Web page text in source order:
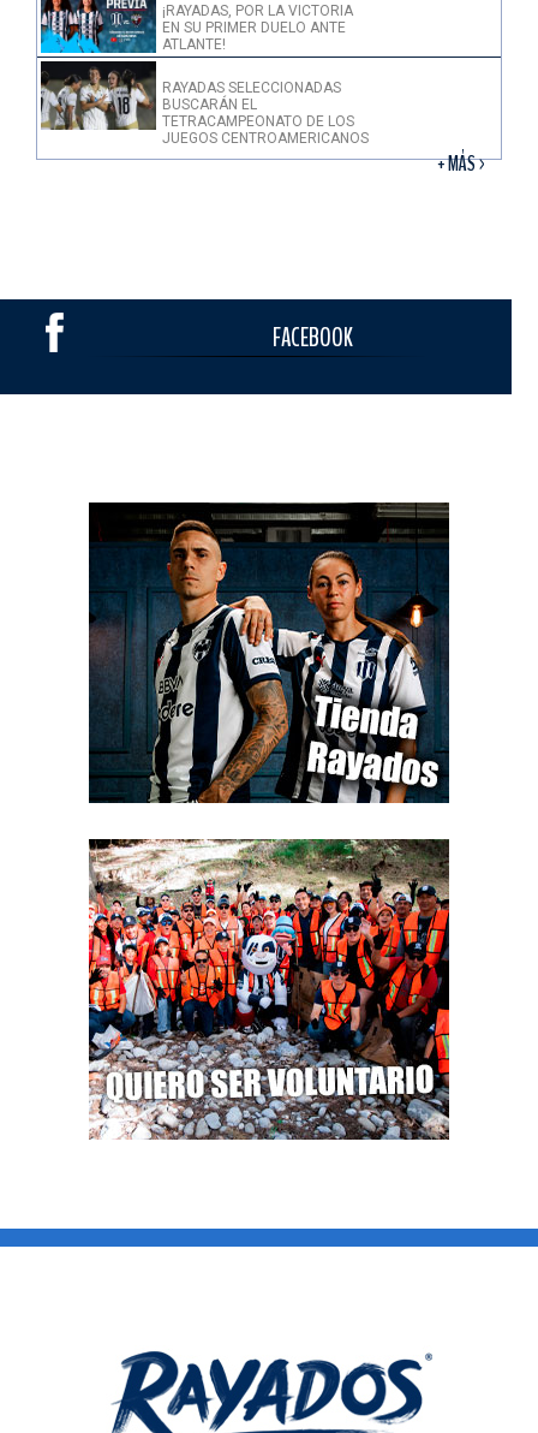
¡RAYADAS, POR LA VICTORIA
EN SU PRIMER DUELO ANTE
ATLANTE!
RAYADAS SELECCIONADAS
BUSCARÁN EL
TETRACAMPEONATO DE LOS
JUEGOS CENTROAMERICANOS
+ MÁS >
FACEBOOK